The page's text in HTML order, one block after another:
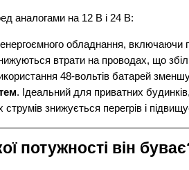
аналогами на 12 В і 24 В:
обладнання, включаючи
втрати на проводах, що
48-вольтів батарей
. Ідеальний для приватних
знижується перегрів і
потужності він